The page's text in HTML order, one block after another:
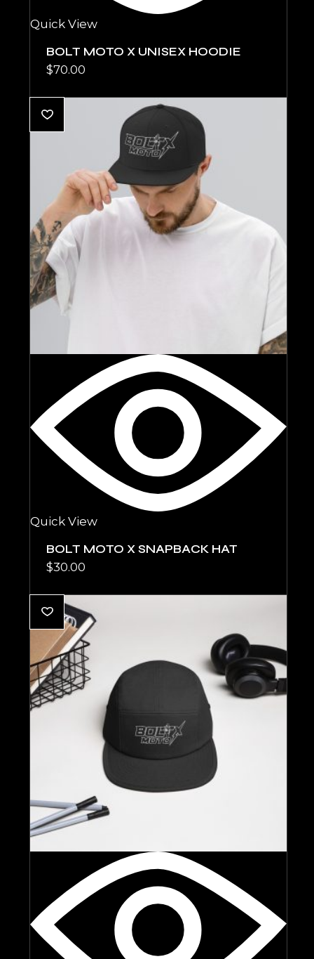
Quick View
BOLT MOTO X UNISEX HOODIE
$70.00
Quick View
BOLT MOTO X SNAPBACK HAT
$30.00